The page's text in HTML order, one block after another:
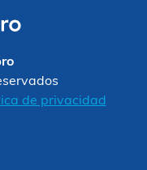
de privacidad